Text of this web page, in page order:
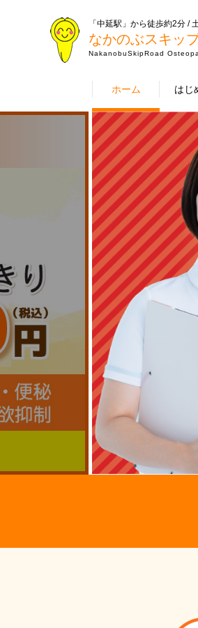
「中延駅」から徒歩約2分 /
なかのぶスキッ
NakanobuSkipRoad
ホーム はじ